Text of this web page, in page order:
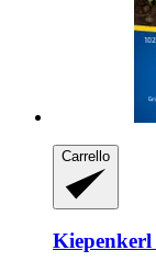
Carrello
Kiepenkerl